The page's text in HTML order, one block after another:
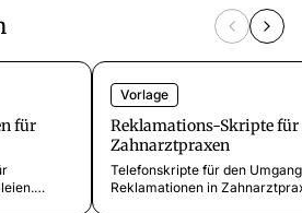
für
Vorlage
Reklamations-Skripte für
Zahnarztpraxen
Telefonskripte für den
Reklamationen in